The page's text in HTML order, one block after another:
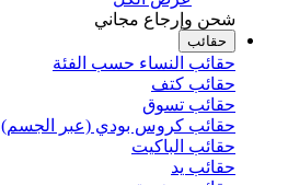
شحن وإرجاع مجاني
حقائب
حقائب النساء حسب الفئة
حقائب كتف
حقائب تسوق
حقائب كروس بودي (عبر الجسم)
حقائب الباكيت
حقائب يد